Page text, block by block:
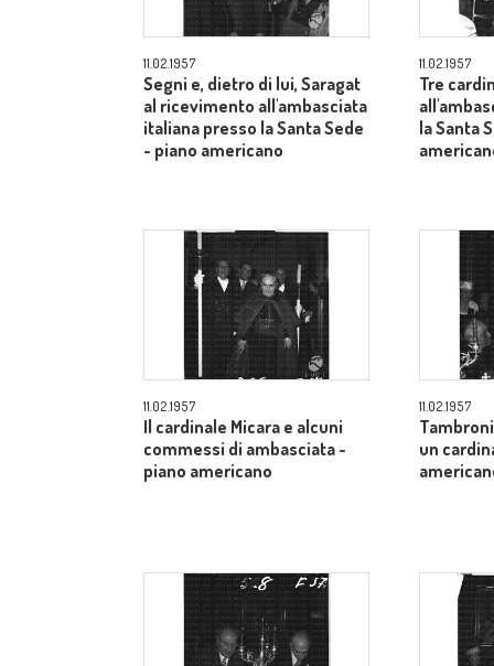
11.02.1957
Segni e, dietro di lui, Saragat
al ricevimento all'ambasciata
italiana presso la Santa Sede
- piano americano
11.02.1957
Tre
la Santa
11.02.1957
Il cardinale Micara e alcuni
commessi di ambasciata -
piano americano
11.02.1957
un